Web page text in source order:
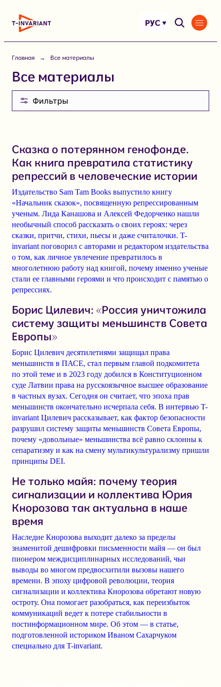
РУС
Главная Все материалы
Все материалы
Фильтры
Сказка о потерянном генофонде.
Как книга превратила статистику
репрессий в человеческие истории
Издательство Sam Tam Books выпустило книгу
«Начальник сказок», посвященную репрессированным
ученым. Лида Канашова и Алексей Федорченко нашли
необычный способ рассказать о своих героях: через
сказки, притчи, стихи, пьесы и даже считалочки. T-
invariant поговорил с авторами и редактором издательства
о том, как личное увлечение превратилось в
многолетнюю работу над книгой, почему именно ученые
стали ее главными героями и что происходит с памятью о
репрессиях.
Борис Цилевич: «Россия уничтожила
систему защиты меньшинств Совета
Европы»
Борис Цилевич десятилетиями защищал права
меньшинств в ПАСЕ, стал первым главой подкомитета
по этой теме и в 2023 году добился в Конституционном
суде Латвии права на русскоязычное высшее образование
в частных вузах. Сегодня он считает, что эпоха прав
меньшинств окончательно исчерпала себя. В интервью T-
invariant Цилевич рассказывает, как фактор безопасности
разрушил систему защиты меньшинств Совета Европы,
почему «довольные» меньшинства всё равно склонны к
сепаратизму и как на смену мультикультурализму пришли
принципы DEI.
Не только майя: почему теория
сигнализации и коллектива Юрия
Кнорозова так актуальна в наше
время
Наследие Кнорозова выходит далеко за пределы
знаменитой дешифровки письменности майя — он был
пионером междисциплинарных исследований, чьи
выводы во многом предвосхитили вызовы нашего
времени. В эпоху цифровой революции, теория
сигнализации и коллектива Кнорозова обретают новую
остроту. Она помогает разобраться, как переизбыток
коммуникаций ведет к потере стабильности в
постинформационном мире. Об этом — в статье,
подготовленной историком Иваном Сахарчуком
специально для T-invariant.